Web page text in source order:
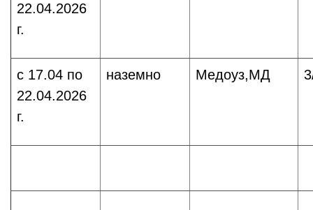
22.04.2026
г.
c 17.04 по
22.04.2026
г.
наземно Медоуз,МД